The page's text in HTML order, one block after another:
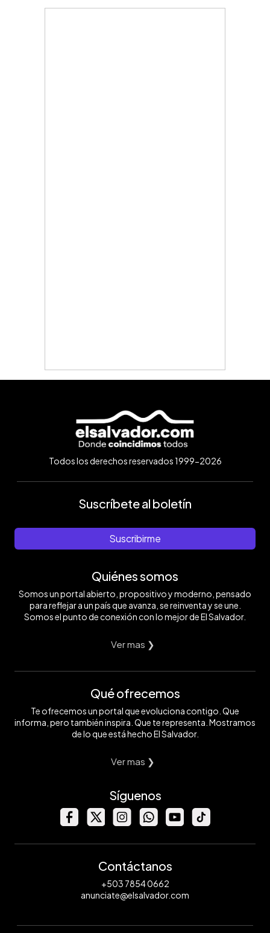
Todos los derechos reservados 1999-2026
Suscríbete al boletín
Suscribirme
Quiénes somos
Somos un portal abierto, propositivo y moderno, pensado
para reflejar a un país que avanza, se reinventa y se une.
Somos el punto de conexión con lo mejor de El Salvador.
Ver mas ❯
Qué ofrecemos
Te ofrecemos un portal que evoluciona contigo. Que
informa, pero también inspira. Que te representa. Mostramos
de lo que está hecho El Salvador.
Ver mas ❯
Síguenos
Contáctanos
+503 7854 0662
anunciate@elsalvador.com